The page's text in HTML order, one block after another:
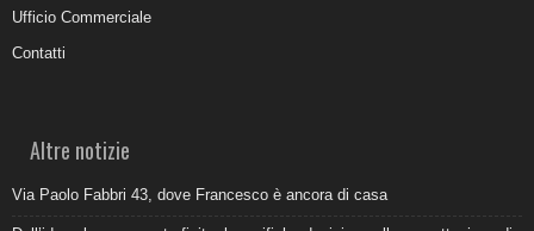
Ufficio Commerciale
Contatti
Altre notizie
Via Paolo Fabbri 43, dove Francesco è ancora di casa